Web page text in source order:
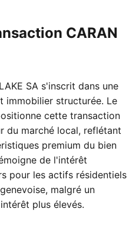
CARAN
SA s'inscrit dans une
immobilier structurée. Le
cette transaction
du marché local, reflétant
premium du bien
de l'intérêt
pour les actifs résidentiels
malgré un
plus élevés.